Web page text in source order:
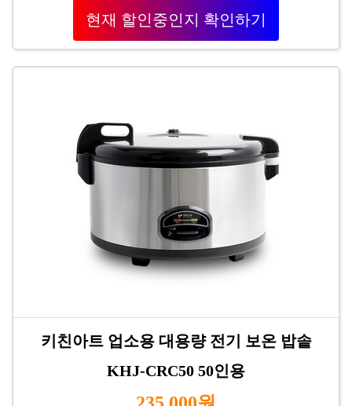
현재 할인중인지 확인하기
키친아트 업소용 대용량 전기 보온 밥솥
KHJ-CRC50 50인용